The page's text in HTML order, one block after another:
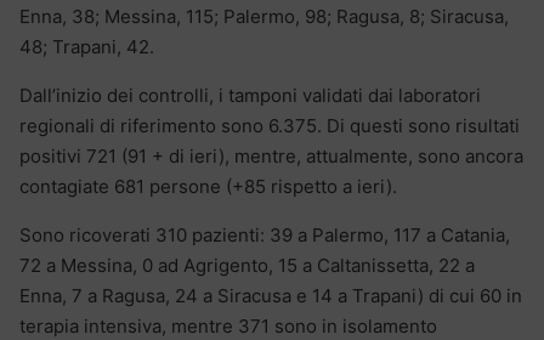
Enna, 38; Messina, 115; Palermo, 98; Ragusa, 8; Siracusa,
48; Trapani, 42.
Dall’inizio dei controlli, i tamponi validati dai laboratori
regionali di riferimento sono 6.375. Di questi sono risultati
positivi 721 (91 + di ieri), mentre, attualmente, sono ancora
contagiate 681 persone (+85 rispetto a ieri).
Sono ricoverati 310 pazienti: 39 a Palermo, 117 a Catania,
72 a Messina, 0 ad Agrigento, 15 a Caltanissetta, 22 a
Enna, 7 a Ragusa, 24 a Siracusa e 14 a Trapani) di cui 60 in
terapia intensiva, mentre 371 sono in isolamento